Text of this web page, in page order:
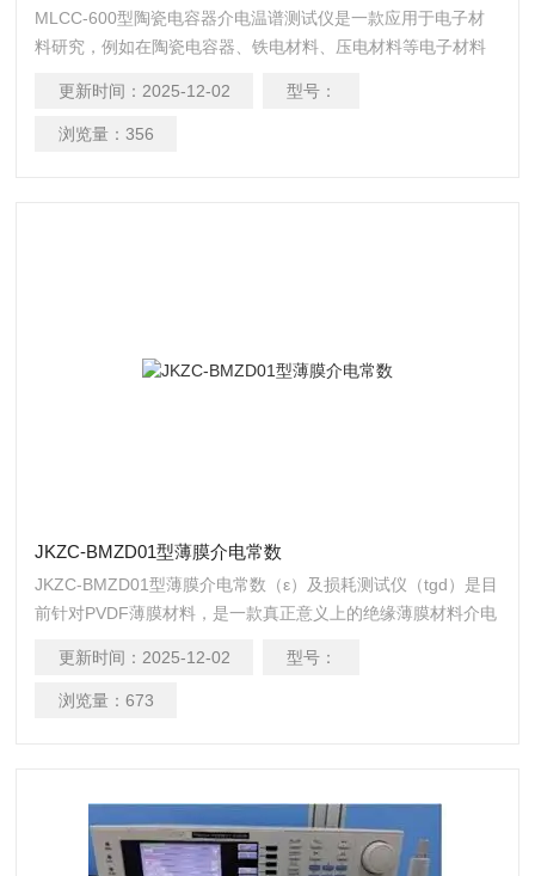
MLCC-600型陶瓷电容器介电温谱测试仪是一款应用于电子材
料研究，例如在陶瓷电容器、铁电材料、压电材料等电子材料
度，评估其在不同温度下的介电性能，从而为电子器件的设计
和制造选择合适的材料。是目前研究优良材料的重要科研设
更新时间： 2025-12-02 型号：
浏览量： 356
JKZC-BMZD01型薄膜介电常数
JKZC-BMZD01型薄膜介电常数（ε）及损耗测试仪（tgd）是目
前针对PVDF薄膜材料，是一款真正意义上的绝缘薄膜材料介电
损（tgd）的图谱。GB/T1693-2007主要用于测量高压工业绝缘
材料的介质损耗角的正切值及电容量。其采用了西林电桥的经
更新时间： 2025-12-02 型号：
浏览量： 673